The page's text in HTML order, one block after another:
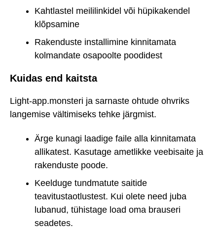
Kahtlastel meililinkidel või hüpikakendel
klõpsamine
Rakenduste installimine kinnitamata
kolmandate osapoolte poodidest
Kuidas end kaitsta
Light-app.monsteri ja sarnaste ohtude ohvriks
langemise vältimiseks tehke järgmist.
Ärge kunagi laadige faile alla kinnitamata
allikatest. Kasutage ametlikke veebisaite ja
rakenduste poode.
Keelduge tundmatute saitide
teavitustaotlustest. Kui olete need juba
lubanud, tühistage load oma brauseri
seadetes.